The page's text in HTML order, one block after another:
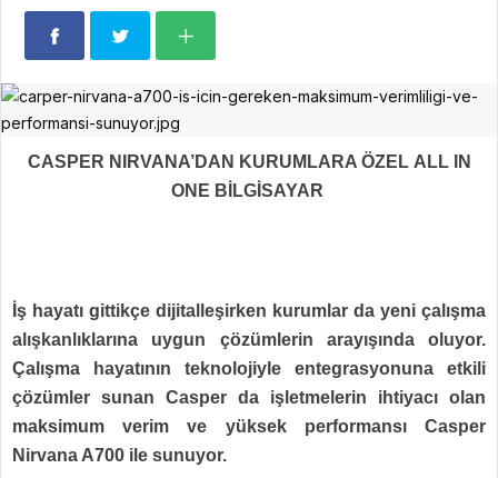
CASPER NIRVANA’DAN KURUMLARA ÖZEL ALL IN
ONE BİLGİSAYAR
İş hayatı gittikçe dijitalleşirken kurumlar da yeni çalışma
alışkanlıklarına uygun çözümlerin arayışında oluyor.
Çalışma hayatının teknolojiyle entegrasyonuna etkili
çözümler sunan Casper da işletmelerin ihtiyacı olan
maksimum verim ve yüksek performansı Casper
Nirvana A700 ile sunuyor.